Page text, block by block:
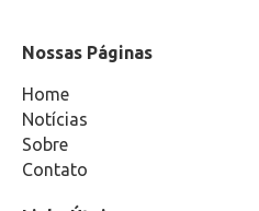
Nossas Páginas
Home
Notícias
Sobre
Contato